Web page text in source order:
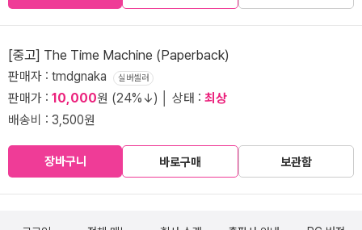
[중고] The Time Machine (Paperback)
판매자 : tmdgnaka 실버셀러
판매가 : 10,000원 (24%↓) │ 상태 : 최상
배송비 : 3,500원
장바구니 바로구매 보관함